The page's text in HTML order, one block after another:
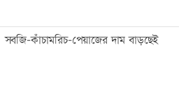
গুরুত্বপূর্ণ ব্যক্তিদের নিয়ে অপপ্রচারের বিরুদ্ধে
সতর্ক করল পুলিশ
সবজি-কাঁচামরিচ-পেয়াজের দাম বাড়ছেই